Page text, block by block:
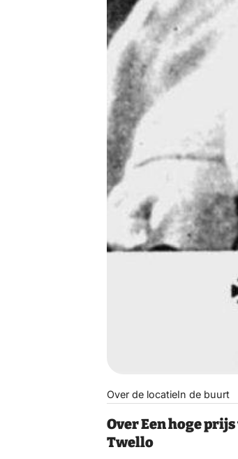
Over de locatieIn de buurt
Over Een hoge
Twello